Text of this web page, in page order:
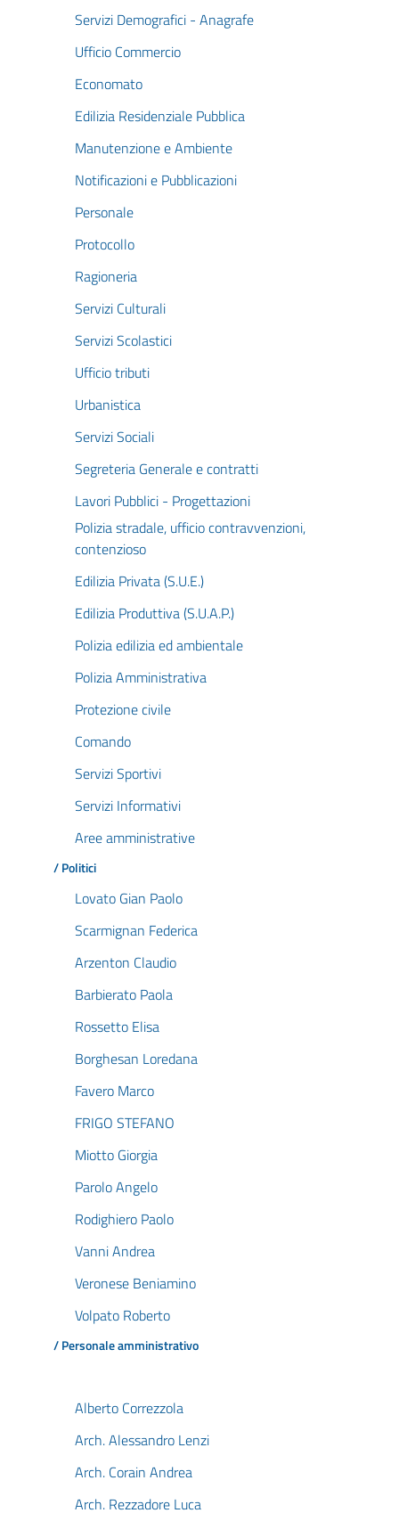
Servizi Demografici - Anagrafe
Ufficio Commercio
Economato
Edilizia Residenziale Pubblica
Manutenzione e Ambiente
Notificazioni e Pubblicazioni
Personale
Protocollo
Ragioneria
Servizi Culturali
Servizi Scolastici
Ufficio tributi
Urbanistica
Servizi Sociali
Segreteria Generale e contratti
Lavori Pubblici - Progettazioni
Polizia stradale, ufficio contravvenzioni,
contenzioso
Edilizia Privata (S.U.E.)
Edilizia Produttiva (S.U.A.P.)
Polizia edilizia ed ambientale
Polizia Amministrativa
Protezione civile
Comando
Servizi Sportivi
Servizi Informativi
Aree amministrative
/ Politici
Lovato Gian Paolo
Scarmignan Federica
Arzenton Claudio
Barbierato Paola
Rossetto Elisa
Borghesan Loredana
Favero Marco
FRIGO STEFANO
Miotto Giorgia
Parolo Angelo
Rodighiero Paolo
Vanni Andrea
Veronese Beniamino
Volpato Roberto
/ Personale amministrativo
Alberto Correzzola
Arch. Alessandro Lenzi
Arch. Corain Andrea
Arch. Rezzadore Luca